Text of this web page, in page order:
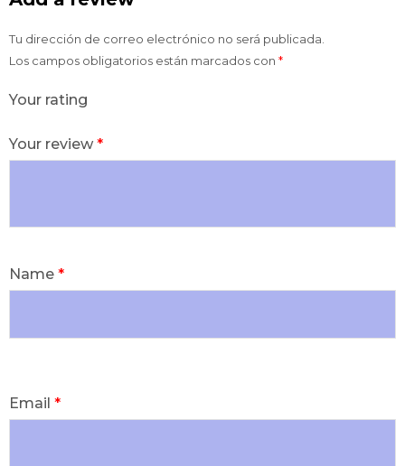
Tu dirección de correo electrónico no será publicada.
Los campos obligatorios están marcados con *
Your rating
Your review *
Name *
Email *